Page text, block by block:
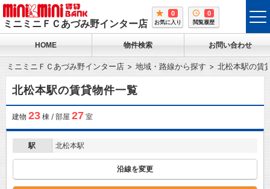
ミニミニＦＣあづみ野インター店
0
お気に入り
0
閲覧履歴
HOME 物件検索 お問い合わせ
ミニミニＦＣあづみ野インター店 地域・路線から探す 北松本駅の賃
北松本駅の賃貸物件一覧
建物 23棟 / 部屋 27 室
駅 北松本駅
沿線を変更